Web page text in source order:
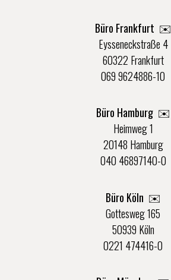
Büro Frankfurt ✉️
Eysseneckstraße 4
60322 Frankfurt
069 9624886-10
Büro Hamburg ✉️
Heimweg 1
20148 Hamburg
040 46897140-0
Büro Köln ✉️
Gottesweg 165
50939 Köln
0221 474416-0